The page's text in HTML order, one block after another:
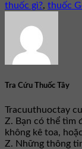
thuốc gì?, thuốc
Tra Cứu Thuốc Tây
Tracuuthuoctay
Z. Bạn có thể tìm
không kê toa,
Z. Những thông